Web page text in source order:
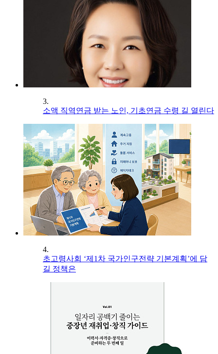
3.
소액 직역연금 받는 노인, 기초연금 수령 길 열린다
4.
초고령사회 ‘제1차 국가인구전략 기본계획’에 담
길 정책은